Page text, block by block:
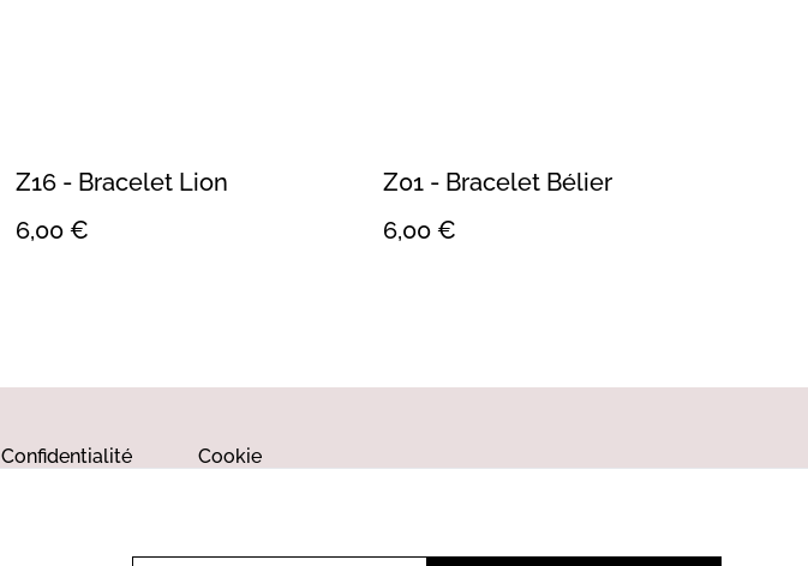
Z16 - Bracelet Lion
6,00 €
Z01 - Bracelet Bélier
6,00 €
Confidentialité Cookie